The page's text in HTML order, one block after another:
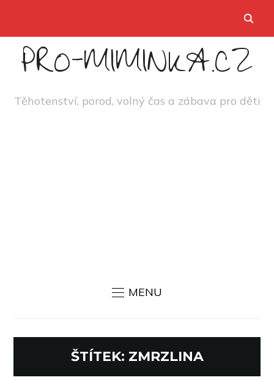
PRO-MIMINKA.CZ
Těhotenství, porod, volný čas a zábava pro děti
MENU
ŠTÍTEK: ZMRZLINA